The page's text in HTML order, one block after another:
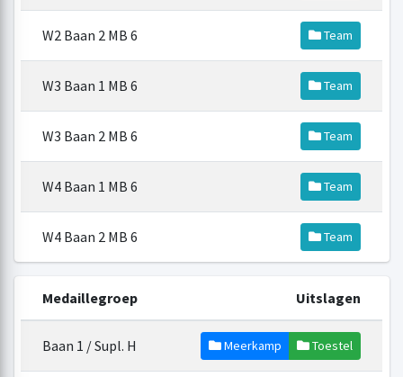
W2 Baan 2 MB 6 Team
W3 Baan 1 MB 6 Team
W3 Baan 2 MB 6 Team
W4 Baan 1 MB 6 Team
W4 Baan 2 MB 6 Team
Medaillegroep Uitslagen
Baan 1 / Supl. H Meerkamp Toestel